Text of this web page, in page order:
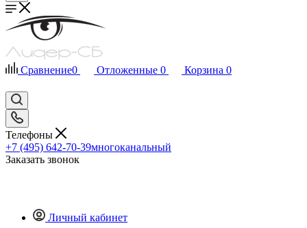
Сравнение0 Отложенные 0 Корзина 0
Телефоны
+7 (495) 642-70-39многоканальный
Заказать звонок
Личный кабинет